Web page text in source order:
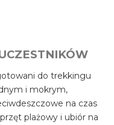
do trekkingu
i mokrym,
na czas
plażowy i ubiór na